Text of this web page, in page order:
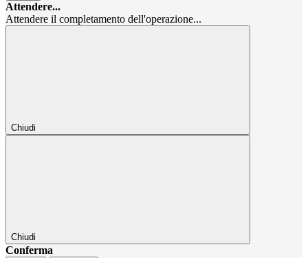
Attendere...
Attendere il completamento dell'operazione...
Chiudi
Chiudi
Conferma